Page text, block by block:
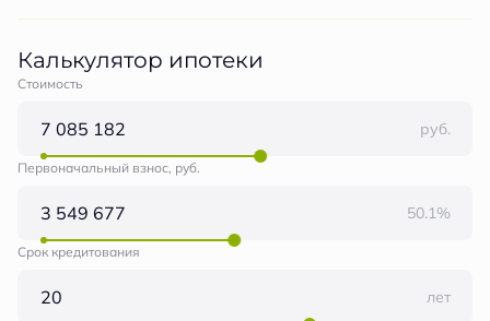
Калькулятор ипотеки
Стоимость
руб.
Первоначальный взнос, руб.
50.1%
Срок кредитования
лет